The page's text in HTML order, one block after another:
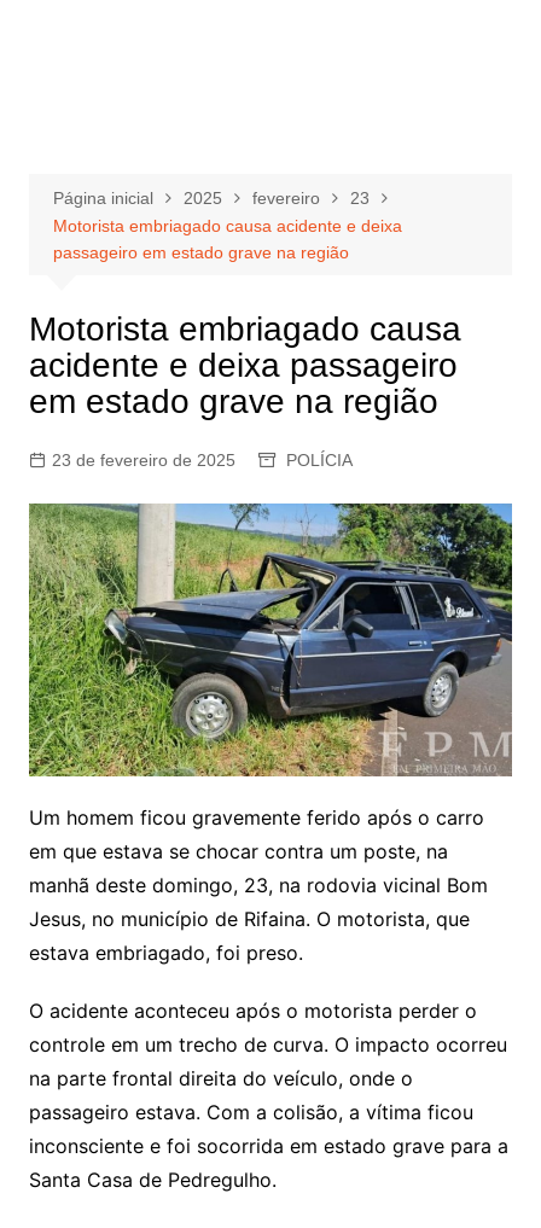
Página inicial 2025 fevereiro
23
Motorista embriagado causa acidente e deixa
passageiro em estado grave na região
Motorista embriagado causa
acidente e deixa passageiro
em estado grave na região
23 de fevereiro de 2025 POLÍCIA
Um homem ficou gravemente ferido após o carro
em que estava se chocar contra um poste, na
manhã deste domingo, 23, na rodovia vicinal Bom
Jesus, no município de Rifaina. O motorista, que
estava embriagado, foi preso.
O acidente aconteceu após o motorista perder o
controle em um trecho de curva. O impacto ocorreu
na parte frontal direita do veículo, onde o
passageiro estava. Com a colisão, a vítima ficou
inconsciente e foi socorrida em estado grave para a
Santa Casa de Pedregulho.